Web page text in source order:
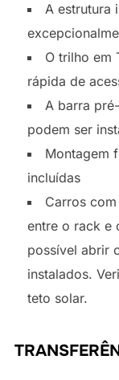
A estrutura
O trilho em
rápida de
A barra
podem ser
Montagem
incluídas
Carros
entre o rack e
possível abrir
instalados.
teto solar.